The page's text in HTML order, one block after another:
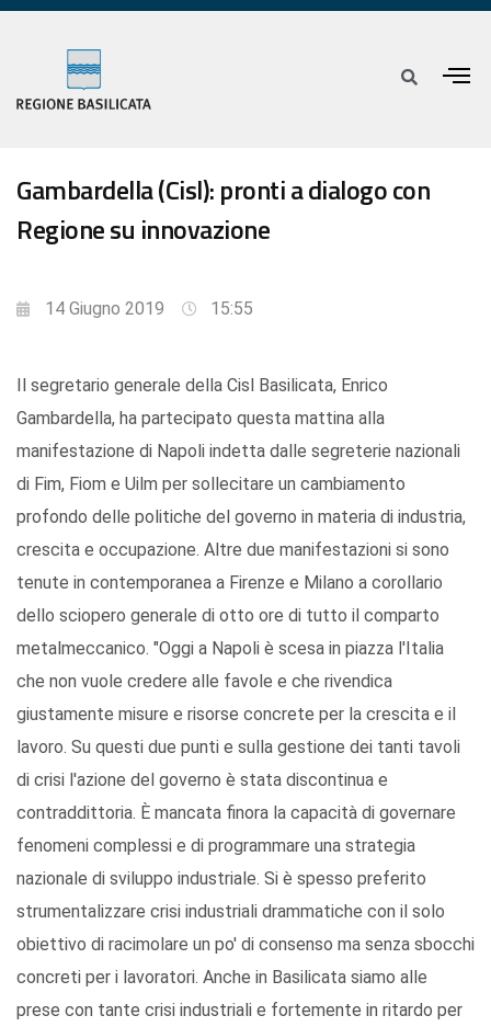
Gambardella (Cisl): pronti a dialogo con
Regione su innovazione
14 Giugno 2019 15:55
Il segretario generale della Cisl Basilicata, Enrico
Gambardella, ha partecipato questa mattina alla
manifestazione di Napoli indetta dalle segreterie nazionali
di Fim, Fiom e Uilm per sollecitare un cambiamento
profondo delle politiche del governo in materia di industria,
crescita e occupazione. Altre due manifestazioni si sono
tenute in contemporanea a Firenze e Milano a corollario
dello sciopero generale di otto ore di tutto il comparto
metalmeccanico. "Oggi a Napoli è scesa in piazza l'Italia
che non vuole credere alle favole e che rivendica
giustamente misure e risorse concrete per la crescita e il
lavoro. Su questi due punti e sulla gestione dei tanti tavoli
di crisi l'azione del governo è stata discontinua e
contraddittoria. È mancata finora la capacità di governare
fenomeni complessi e di programmare una strategia
nazionale di sviluppo industriale. Si è spesso preferito
strumentalizzare crisi industriali drammatiche con il solo
obiettivo di racimolare un po' di consenso ma senza sbocchi
concreti per i lavoratori. Anche in Basilicata siamo alle
prese con tante crisi industriali e fortemente in ritardo per